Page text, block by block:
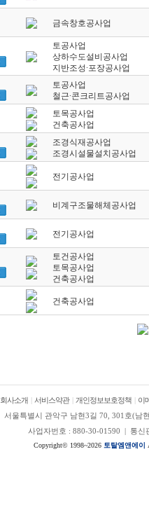
금속창호공사업
토공사업
상하수도설비공사업
지반조성∙포장공사업
토공사업
철근∙콘크리트공사업
토목공사업
건축공사업
조경식재공사업
조경시설물설치공사업
전기공사업
비계구조물해체공사업
전기공사업
토건공사업
토목공사업
건축공사업
건축공사업
회사소개 서비스약관 개인정보보호정책
이
서울특별시 관악구 남현3길 70, 301호(남
사업자번호 : 880-30-01590 | 통
Copyright© 1998~2026 토탈엠앤에이